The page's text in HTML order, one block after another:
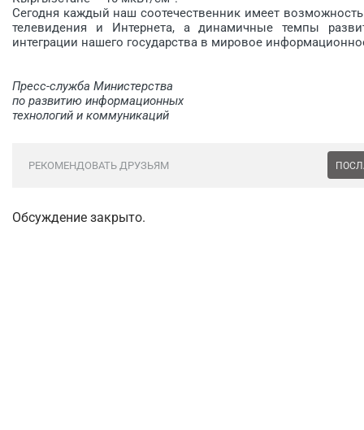
Сегодня каждый наш соотечественник имеет
телевидения и Интернета, а динамичные темпы
интеграции нашего государства в мировое
Пресс-служба Министерства
по развитию информационных
технологий и коммуникаций
РЕКОМЕНДОВАТЬ ДРУЗЬЯМ
Обсуждение закрыто.